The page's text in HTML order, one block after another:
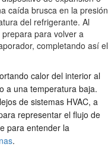
caída brusca en la presión
del refrigerante. Al
para volver a
completando así el
calor del interior al
a una temperatura baja.
de sistemas HVAC, a
representar el flujo de
para entender la
.